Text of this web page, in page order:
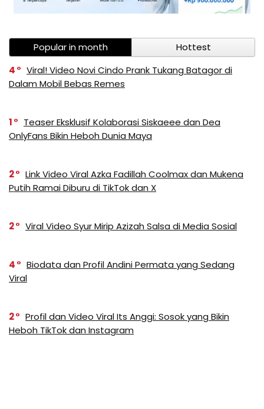
Popular in month
Hottest
4
Viral! Video Novi Cindo Prank Tukang Batagor di
Dalam Mobil Bebas Remes
1
Teaser Eksklusif Kolaborasi Siskaeee dan Dea
OnlyFans Bikin Heboh Dunia Maya
2
Link Video Viral Azka Fadillah Coolmax dan Mukena
Putih Ramai Diburu di TikTok dan X
2 Viral Video Syur Mirip Azizah Salsa di Media Sosial
4
Biodata dan Profil Andini Permata yang Sedang
Viral
2
Profil dan Video Viral Its Anggi: Sosok yang Bikin
Heboh TikTok dan Instagram